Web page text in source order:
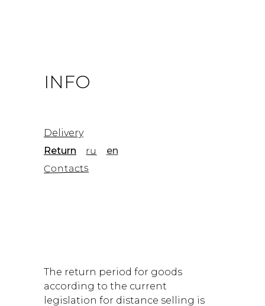
INFO
The return period for goods
according to the current
legislation for distance selling is
Delivery
Return
ru en
Contacts